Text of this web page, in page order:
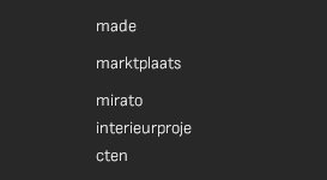
made
marktplaats
mirato
interieurproje
cten